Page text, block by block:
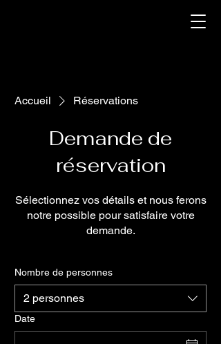
Accueil Réservations
Demande de
réservation
Sélectionnez vos détails et nous ferons
notre possible pour satisfaire votre
demande.
Nombre de personnes
2 personnes
Date